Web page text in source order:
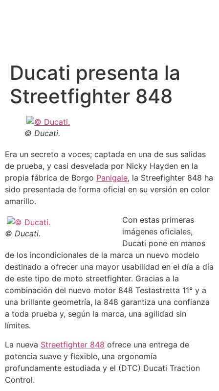
Ducati presenta la
Streetfighter 848
© Ducati.
Era un secreto a voces; captada en una de sus salidas
de prueba, y casi desvelada por Nicky Hayden en la
propia fábrica de Borgo Panigale, la Streefighter 848 ha
sido presentada de forma oficial en su versión en color
amarillo.
© Ducati.
Con estas primeras
imágenes oficiales,
Ducati pone en manos
de los incondicionales de la marca un nuevo modelo
destinado a ofrecer una mayor usabilidad en el día a día
de este tipo de moto streetfighter. Gracias a la
combinación del nuevo motor 848 Testastretta 11° y a
una brillante geometría, la 848 garantiza una confianza
a toda prueba y, según la marca, una agilidad sin
límites.
La nueva Streetfighter 848 ofrece una entrega de
potencia suave y flexible, una ergonomía
profundamente estudiada y el (DTC) Ducati Traction
Control.